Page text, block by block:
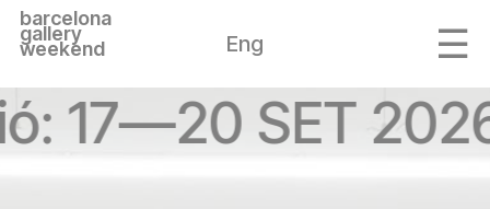
barcelona
gallery
weekend Eng
17—20 SET